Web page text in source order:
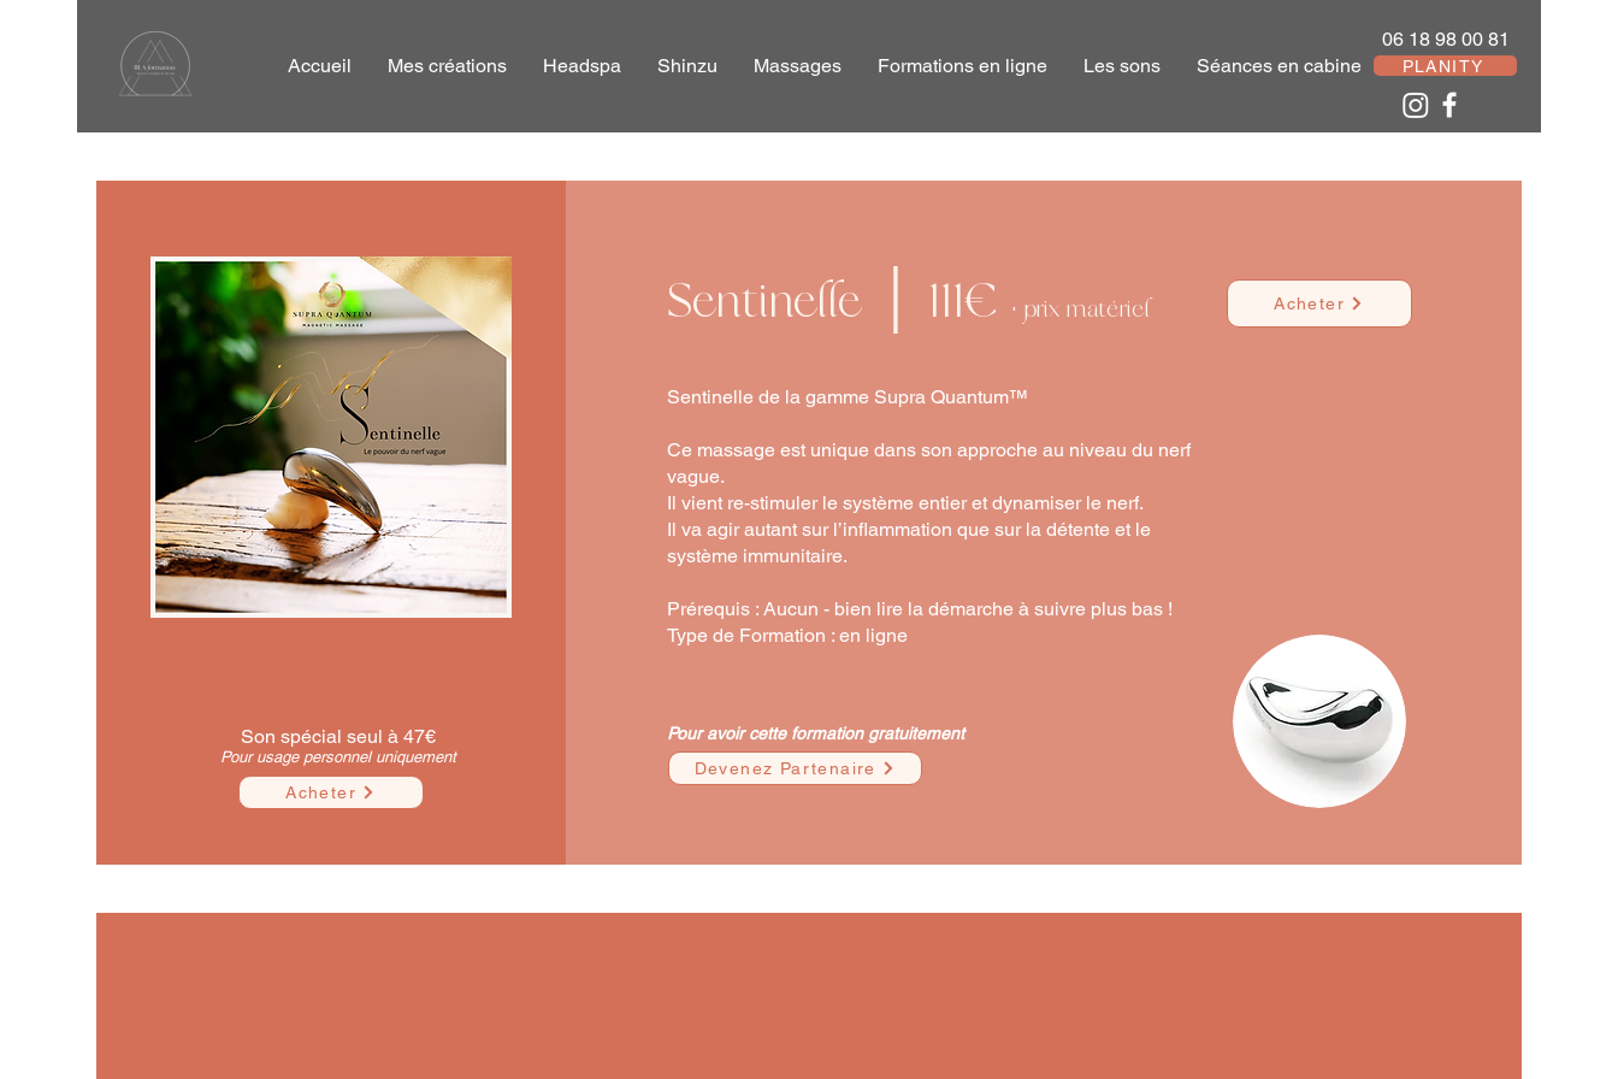
06 18 98 00 81
PLANITY
Accueil Mes créations Headspa Shinzu Massages Formations en ligne Les sons Séances en cabine
Son spécial seul à 47€​
Pour usage personnel uniquement
Acheter
Sentinelle｜111€ + prix matériel Acheter
Sentinelle de la gamme Supra Quantum™
Ce massage est unique dans son approche au niveau du nerf
vague.
Il vient re-stimuler le système entier et dynamiser le nerf.
Il va agir autant sur l’inflammation que sur la détente et le
système immunitaire.
Prérequis : Aucun - bien lire la démarche à suivre plus bas !
Type de Formation : en ligne
Pour avoir cette formation gratuitement
Devenez Partenaire